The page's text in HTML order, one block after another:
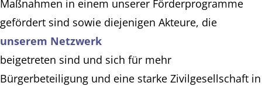
Maßnahmen in einem unserer Förderprogramme
gefördert sind sowie diejenigen Akteure, die
unserem Netzwerk
beigetreten sind und sich für mehr
Bürgerbeteiligung und eine starke Zivilgesellschaft in